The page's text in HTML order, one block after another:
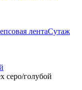
лентаСутаж
серо/голубой